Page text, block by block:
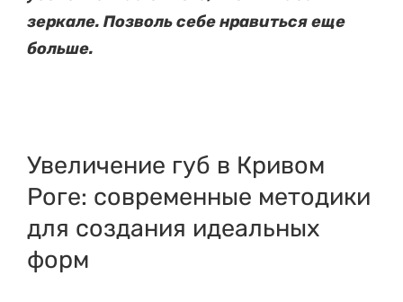
зеркале. Позволь себе нравиться еще
больше.
Увеличение губ в Кривом
Роге: современные методики
для создания идеальных
форм